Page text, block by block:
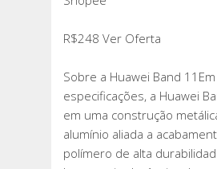
R$248 Ver Oferta
Sobre a Huawei Band
especificações, a Huawei
em uma construção
alumínio aliada a
polímero de alta